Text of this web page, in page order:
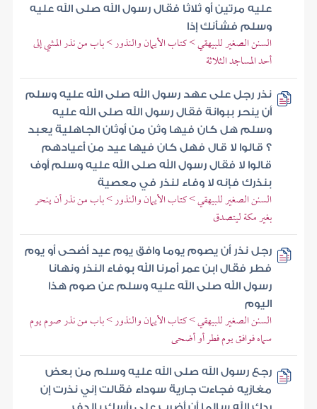
عليه مرتين أو ثلاثا فقال رسول الله صلى الله عليه
وسلم فشأنك إذا
السنن الصغير للبيهقي > كتاب الأيمان والنذور > باب من نذر المشي إلى
أحد المساجد الثلاثة
نذر رجل على عهد رسول الله صلى الله عليه وسلم
أن ينحر ببوانة فقال رسول الله صلى الله عليه
وسلم هل كان فيها وثن من أوثان الجاهلية يعبد
؟ قالوا لا قال فهل كان فيها عيد من أعيادهم
قالوا لا فقال رسول الله صلى الله عليه وسلم أوف
بنذرك فإنه لا وفاء لنذر في معصية
السنن الصغير للبيهقي > كتاب الأيمان والنذور > باب من نذر أن ينحر
بغير مكة ليتصدق
رجل نذر أن يصوم يوما وافق يوم عيد أضحى أو يوم
فطر فقال ابن عمر أمرنا الله بوفاء النذر ونهانا
رسول الله صلى الله عليه وسلم عن صوم هذا
اليوم
السنن الصغير للبيهقي > كتاب الأيمان والنذور > باب من نذر صوم يوم
سماه فوافق يوم فطر أو أضحى
رجع رسول الله صلى الله عليه وسلم من بعض
مغازيه فجاءت جارية سوداء فقالت إني نذرت إن